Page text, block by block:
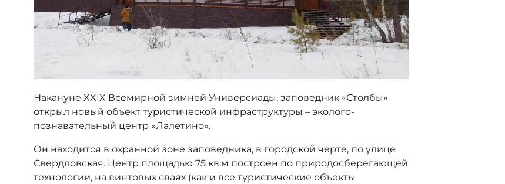
Накануне XXIX Всемирной зимней Универсиады, заповедник «Столбы»
открыл новый объект туристической инфраструктуры – эколого-
познавательный центр «Лалетино».
Он находится в охранной зоне заповедника, в городской черте, по улице
Свердловская. Центр площадью 75 кв.м построен по природосберегающей
технологии, на винтовых сваях (как и все туристические объекты